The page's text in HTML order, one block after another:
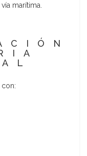
marítima.